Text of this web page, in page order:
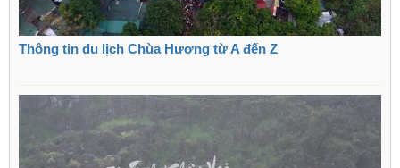
Thông tin du lịch Chùa Hương từ A đến Z